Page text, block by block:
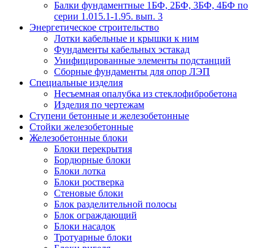
Балки фундаментные 1БФ, 2БФ, 3БФ, 4БФ по
серии 1.015.1-1.95. вып. 3
Энергетическое строительство
Лотки кабельные и крышки к ним
Фундаменты кабельных эстакад
Унифицированные элементы подстанций
Сборные фундаменты для опор ЛЭП
Специальные изделия
Несъемная опалубка из стеклофибробетона
Изделия по чертежам
Ступени бетонные и железобетонные
Стойки железобетонные
Железобетонные блоки
Блоки перекрытия
Бордюрные блоки
Блоки лотка
Блоки ростверка
Стеновые блоки
Блок разделительной полосы
Блок ограждающий
Блоки насадок
Тротуарные блоки